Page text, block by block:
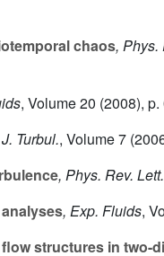
chaos, Phys.
, Volume 20 (2008),
Turbul., Volume 7
, Phys. Rev. Lett.
, Exp. Fluids,
structures in two-